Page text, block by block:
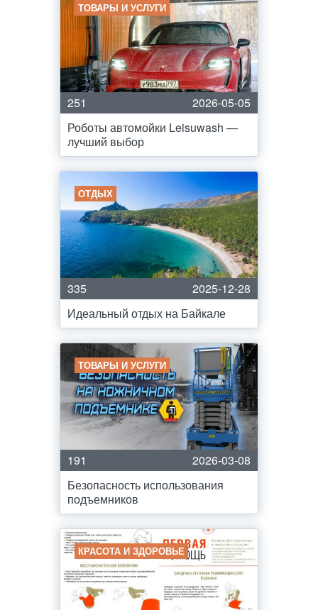
ТОВАРЫ И УСЛУГИ
251
2026-05-05
Роботы автомойки Leisuwash —
лучший выбор
ОТДЫХ
335
2025-12-28
Идеальный отдых на Байкале
ТОВАРЫ И УСЛУГИ
191
2026-03-08
Безопасность использования
подъемников
КРАСОТА И ЗДОРОВЬЕ